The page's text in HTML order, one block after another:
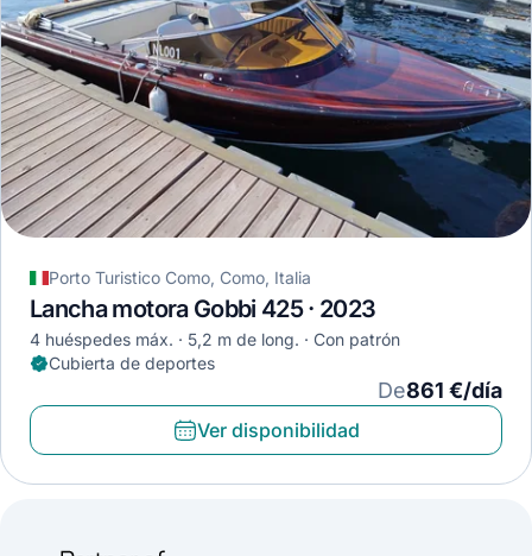
Porto Turistico Como, Como, Italia
Lancha motora Gobbi 425 · 2023
4 huéspedes máx. 5,2 m de long.
Con patrón
Cubierta de deportes
De861 €/día
Ver disponibilidad